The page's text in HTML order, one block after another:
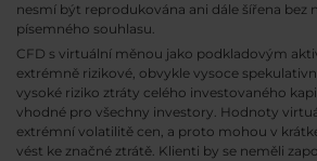
nesmí být reprodukována ani dále šířena bez
písemného souhlasu.
CFD s virtuální měnou jako podkladovým
extrémně rizikové, obvykle vysoce
vysoké riziko ztráty celého investovaného
vhodné pro všechny investory. Hodnoty
extrémní volatilitě cen, a proto mohou v
vést ke značné ztrátě. Klienti by se neměli